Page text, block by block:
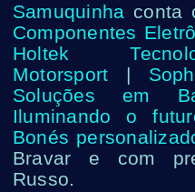
Samuquinha conta
Componentes
Holtek
Motorsport |
Soluções em
Iluminando o
Bonés
Bravar e com
Russo.